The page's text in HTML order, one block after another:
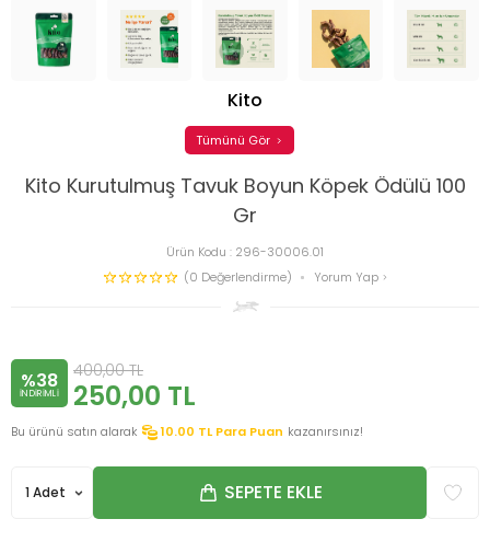
Kito Kurutulmuş Tavuk Boyun Köpek Ödülü 100
Gr
Ürün Kodu : 296-30006.01
(0 Değerlendirme)
Yorum Yap
Kito
Tümünü Gör
%38
INDIRIMLI
400,00TL
250,00 TL
Bu ürünü satın alarak 10.00 TL Para Puan kazanırsınız!
SEPETE EKLE